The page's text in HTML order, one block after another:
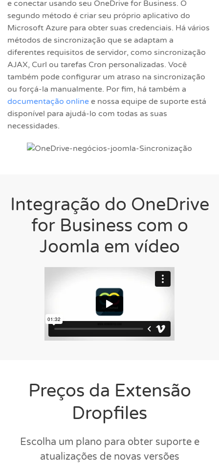
e conectar usando seu OneDrive for Business. O
segundo método é criar seu próprio aplicativo do
Microsoft Azure para obter suas credenciais. Há vários
métodos de sincronização que se adaptam a
diferentes requisitos de servidor, como sincronização
AJAX, Curl ou tarefas Cron personalizadas. Você
também pode configurar um atraso na sincronização
ou forçá-la manualmente. Por fim, há também a
documentação online e nossa equipe de suporte está
disponível para ajudá-lo com todas as suas
necessidades.
Integração do OneDrive
for Business com o
Joomla em vídeo
Preços da Extensão
Dropfiles
Escolha um plano para obter suporte e
atualizações de novas versões